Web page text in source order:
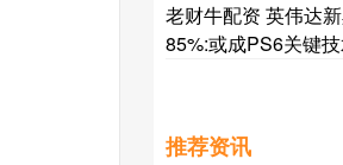
老财牛配资 英伟达
85%:或成PS6关键
推荐资讯